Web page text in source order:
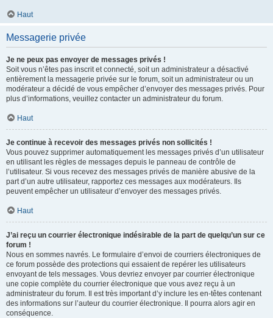
Haut
Messagerie privée
Je ne peux pas envoyer de messages privés !
Soit vous n’êtes pas inscrit et connecté, soit un administrateur a désactivé
entièrement la messagerie privée sur le forum, soit un administrateur ou un
modérateur a décidé de vous empêcher d’envoyer des messages privés. Pour
plus d’informations, veuillez contacter un administrateur du forum.
Haut
Je continue à recevoir des messages privés non sollicités !
Vous pouvez supprimer automatiquement les messages privés d’un utilisateur
en utilisant les règles de messages depuis le panneau de contrôle de
l’utilisateur. Si vous recevez des messages privés de manière abusive de la
part d’un autre utilisateur, rapportez ces messages aux modérateurs. Ils
peuvent empêcher un utilisateur d’envoyer des messages privés.
Haut
J’ai reçu un courrier électronique indésirable de la part de quelqu’un sur ce
forum !
Nous en sommes navrés. Le formulaire d’envoi de courriers électroniques de
ce forum possède des protections qui essaient de repérer les utilisateurs
envoyant de tels messages. Vous devriez envoyer par courrier électronique
une copie complète du courrier électronique que vous avez reçu à un
administrateur du forum. Il est très important d’y inclure les en-têtes contenant
des informations sur l’auteur du courrier électronique. Il pourra alors agir en
conséquence.